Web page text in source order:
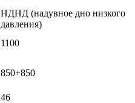
НДНД (надувное дно низкого
давления)
1100
850+850
46